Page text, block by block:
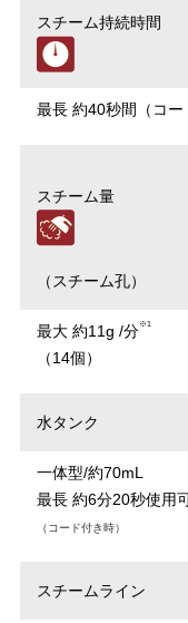
スチーム持続時間
最長 約40秒間（コー
スチーム量
（スチーム孔）
最大 約11g /分※1
（14個）
水タンク
一体型/約70mL
最長 約6分20秒使用
（コード付き時）
スチームライン